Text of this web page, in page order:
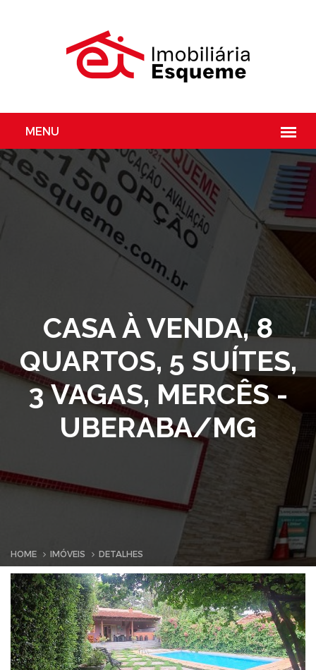
CASA À VENDA, 8
QUARTOS, 5 SUÍTES,
3 VAGAS, MERCÊS -
UBERABA/MG
HOME IMÓVEIS DETALHES